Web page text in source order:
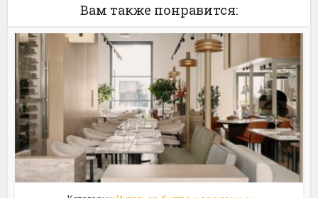
Вам также понравится: